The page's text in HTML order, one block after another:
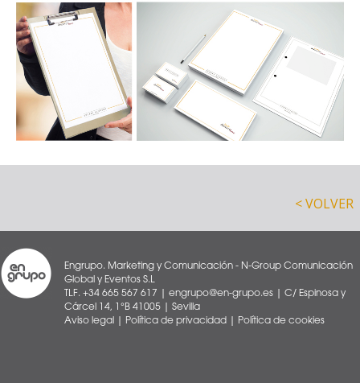
< VOLVER
Engrupo. Marketing y Comunicación - N-Group Comunicación
Global y Eventos S.L
TLF. +34 665 567 617 | engrupo@en-grupo.es | C/ Espinosa y
Cárcel 14, 1°B 41005 | Sevilla
Aviso legal
Política de privacidad Política de cookies